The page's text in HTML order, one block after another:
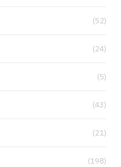
(52)
(24)
(5)
(43)
(21)
(198)